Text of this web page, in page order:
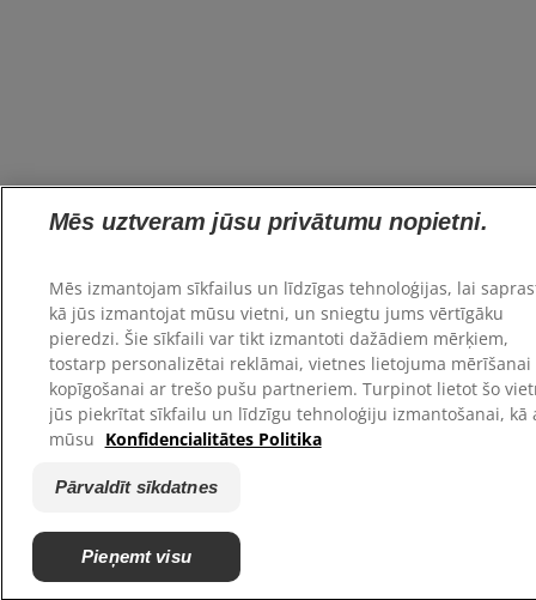
Mēs uztveram jūsu privātumu nopietni.
Mēs izmantojam sīkfailus un līdzīgas tehnoloģijas, lai
kā jūs izmantojat mūsu vietni, un sniegtu jums vērtīgāku
pieredzi. Šie sīkfaili var tikt izmantoti dažādiem mērķiem,
tostarp personalizētai reklāmai, vietnes lietojuma mērīšanai
kopīgošanai ar trešo pušu partneriem. Turpinot lietot šo
jūs piekrītat sīkfailu un līdzīgu tehnoloģiju izmantošanai, kā
mūsu Konfidencialitātes Politika
Pārvaldīt sīkdatnes
Pieņemt visu